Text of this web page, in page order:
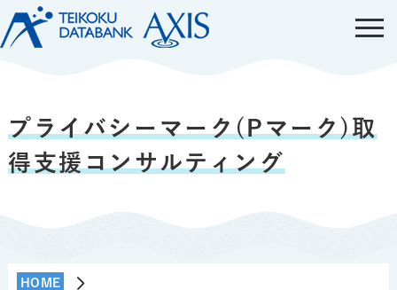
プライバシーマーク(Pマーク)取
得支援コンサルティング
HOME